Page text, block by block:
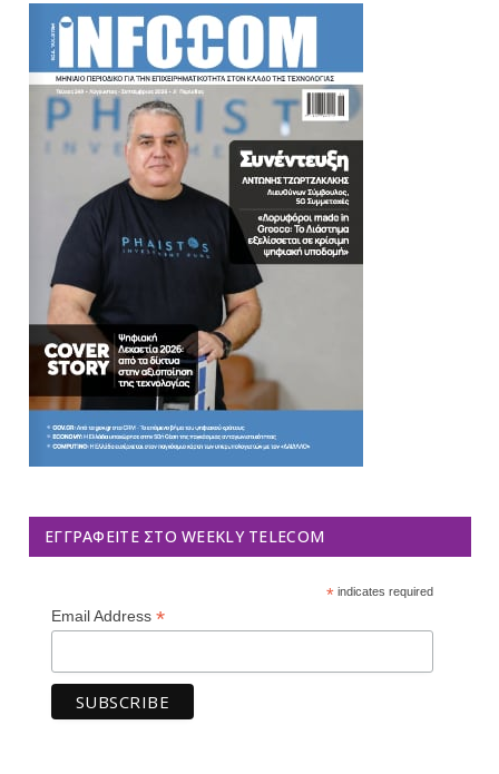
ΕΓΓΡΑΦΕΊΤΕ ΣΤΟ WEEKLY TELECOM
*indicates required
Email Address *